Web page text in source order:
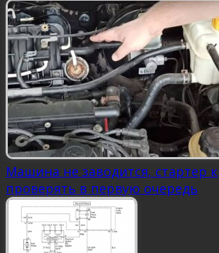
Машина не заводится, стартер
проверять в первую очередь